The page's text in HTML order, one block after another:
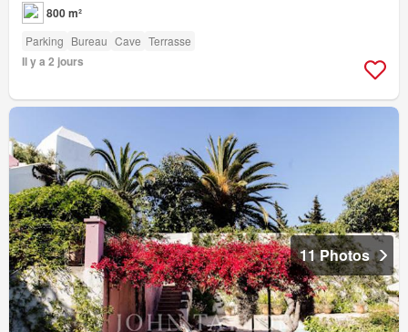
800 m²
Parking Bureau Cave Terrasse
Il y a 2 jours
11 Photos